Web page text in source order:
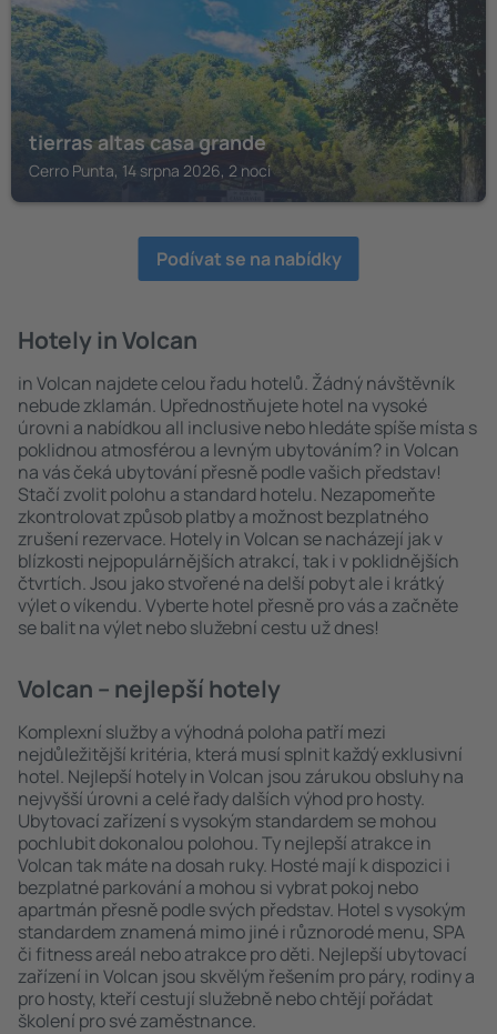
tierras altas casa grande
Cerro Punta, 14 srpna 2026, 2 noci
Podívat se na nabídky
Hotely in Volcan
in Volcan najdete celou řadu hotelů. Žádný návštěvník
nebude zklamán. Upřednostňujete hotel na vysoké
úrovni a nabídkou all inclusive nebo hledáte spíše místa s
poklidnou atmosférou a levným ubytováním? in Volcan
na vás čeká ubytování přesně podle vašich představ!
Stačí zvolit polohu a standard hotelu. Nezapomeňte
zkontrolovat způsob platby a možnost bezplatného
zrušení rezervace. Hotely in Volcan se nacházejí jak v
blízkosti nejpopulárnějších atrakcí, tak i v poklidnějších
čtvrtích. Jsou jako stvořené na delší pobyt ale i krátký
výlet o víkendu. Vyberte hotel přesně pro vás a začněte
se balit na výlet nebo služební cestu už dnes!
Volcan – nejlepší hotely
Komplexní služby a výhodná poloha patří mezi
nejdůležitější kritéria, která musí splnit každý exklusivní
hotel. Nejlepší hotely in Volcan jsou zárukou obsluhy na
nejvyšší úrovni a celé řady dalších výhod pro hosty.
Ubytovací zařízení s vysokým standardem se mohou
pochlubit dokonalou polohou. Ty nejlepší atrakce in
Volcan tak máte na dosah ruky. Hosté mají k dispozici i
bezplatné parkování a mohou si vybrat pokoj nebo
apartmán přesně podle svých představ. Hotel s vysokým
standardem znamená mimo jiné i různorodé menu, SPA
či fitness areál nebo atrakce pro děti. Nejlepší ubytovací
zařízení in Volcan jsou skvělým řešením pro páry, rodiny a
pro hosty, kteří cestují služebně nebo chtějí pořádat
školení pro své zaměstnance.